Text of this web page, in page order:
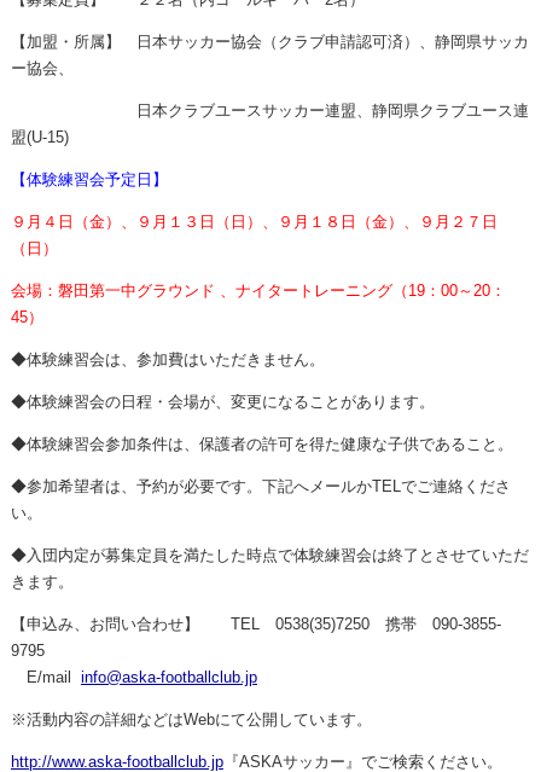
【加盟・所属】 日本サッカー協会（クラブ申請認可済）、静岡県サッカ
ー協会、
日本クラブユースサッカー連盟、静岡県クラブユース連
盟(U-15)
【体験練習会予定日】
９月４日（金）、９月１３日（日）、９月１８日（金）、９月２７日
（日）
会場：磐田第一中グラウンド 、ナイタートレーニング（19：00～20：
45）
◆体験練習会は、参加費はいただきません。
◆体験練習会の日程・会場が、変更になることがあります。
◆体験練習会参加条件は、保護者の許可を得た健康な子供であること。
◆参加希望者は、予約が必要です。下記へメールかTEL でご連絡くださ
い。
◆入団内定が募集定員を満たした時点で体験練習会は終了とさせていただ
きます。
【申込み、お問い合わせ】 TEL 0538(35)7250携帯 090-3855-
9795
E/mail info@aska-footballclub.jp
※活動内容の詳細などはWebにて公開しています。
http://www.aska-footballclub.jp『ASKAサッカー』でご検索ください。